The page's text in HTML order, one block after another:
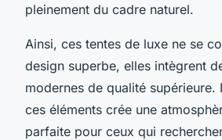
pleinement du cadre naturel.
Ainsi, ces tentes de luxe ne se
design superbe, elles intègrent
modernes de qualité supérieure.
ces éléments crée une
parfaite pour ceux qui